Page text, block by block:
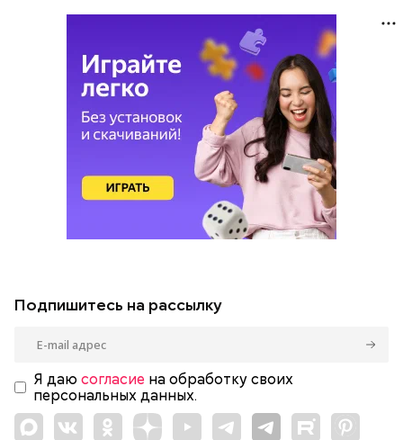
Подпишитесь на рассылку
Я даю согласие на обработку своих
персональных данных.